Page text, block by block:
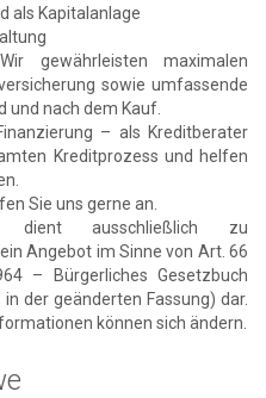
als Kapitalanlage
gewährleisten maximalen
sowie umfassende
nach dem Kauf.
– als Kreditberater
Kreditprozess und helfen
Sie uns gerne an.
dient ausschließlich zu
Angebot im Sinne von Art. 66
– Bürgerliches Gesetzbuch
der geänderten Fassung) dar.
können sich ändern.